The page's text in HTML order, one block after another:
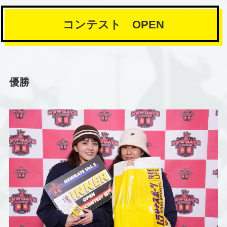
コンテスト OPEN
優勝